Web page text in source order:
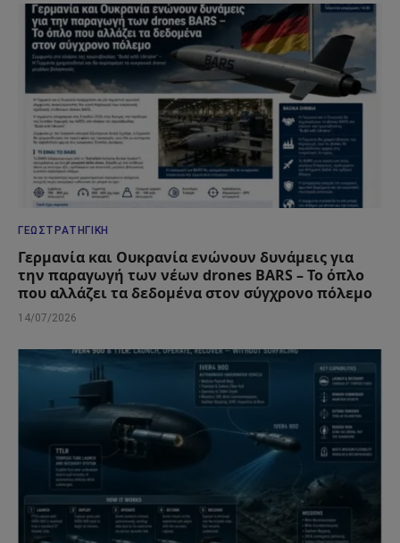
ΓΕΩΣΤΡΑΤΗΓΙΚΉ
Γερμανία και Ουκρανία ενώνουν δυνάμεις για
την παραγωγή των νέων drones BARS – Το όπλο
που αλλάζει τα δεδομένα στον σύγχρονο πόλεμο
14/07/2026